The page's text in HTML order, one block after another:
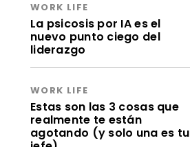
WORK LIFE
La psicosis por IA es el
nuevo punto ciego del
liderazgo
WORK LIFE
Estas son las 3 cosas que
realmente te están
agotando (y solo una es tu